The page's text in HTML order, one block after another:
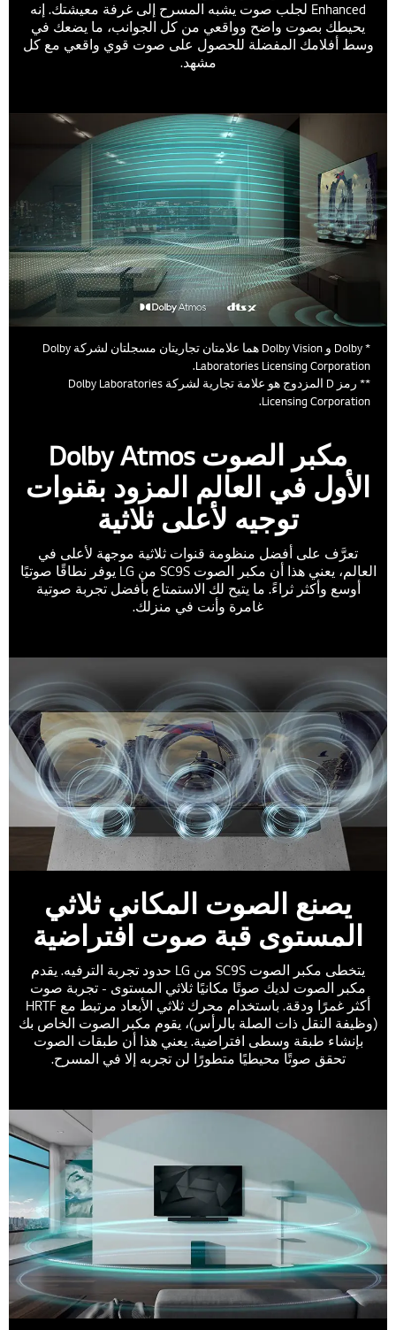
Enhanced لجلب صوت يشبه المسرح إلى غرفة معيشتك. إنه
يحيطك بصوت واضح وواقعي من كل الجوانب، ما يضعك في
وسط أفلامك المفضلة للحصول على صوت قوي واقعي مع كل
مشهد.
* Dolby و Dolby Vision هما علامتان تجاريتان مسجلتان لشركة Dolby
Laboratories Licensing Corporation.
** رمز D المزدوج هو علامة تجارية لشركة Dolby Laboratories
Licensing Corporation.
مكبر الصوت Dolby Atmos
الأول في العالم المزود بقنوات
توجيه لأعلى ثلاثية
تعرَّف على أفضل منظومة قنوات ثلاثية موجهة لأعلى في
العالم، يعني هذا أن مكبر الصوت SC9S من LG يوفر نطاقًا صوتيًا
أوسع وأكثر ثراءً. ما يتيح لك الاستمتاع بأفضل تجربة صوتية
غامرة وأنت في منزلك.
يصنع الصوت المكاني ثلاثي
المستوى قبة صوت افتراضية
يتخطى مكبر الصوت SC9S من LG حدود تجربة الترفيه. يقدم
مكبر الصوت لديك صوتًا مكانيًا ثلاثي المستوى - تجربة صوت
أكثر غمرًا ودقة. باستخدام محرك ثلاثي الأبعاد مرتبط مع HRTF
(وظيفة النقل ذات الصلة بالرأس)، يقوم مكبر الصوت الخاص بك
بإنشاء طبقة وسطى افتراضية. يعني هذا أن طبقات الصوت
تحقق صوتًا محيطيًا متطورًا لن تجربه إلا في المسرح.